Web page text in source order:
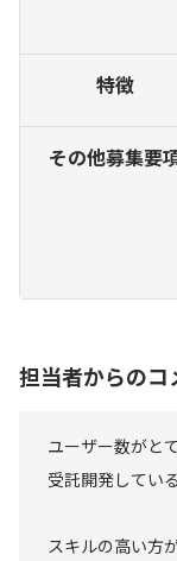
特徴
その他募集要
担当者からのコ
ユーザー数がと
受託開発してい
スキルの高い方